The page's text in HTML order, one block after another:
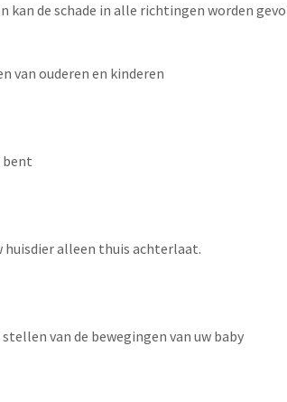
kan de schade in alle richtingen worden
van ouderen en kinderen
bent
huisdier alleen thuis achterlaat.
van de bewegingen van uw baby